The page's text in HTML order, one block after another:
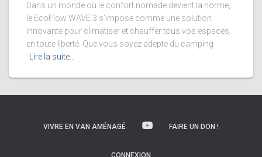
Dans un monde où le confort nomade devient la norme,
le EcoFlow WAVE 3 s’impose comme une solution
innovante pour climatiser et chauffer tous vos espaces,
en toute liberté. Que vous soyez adepte du camping
Lire la suite…
VIVRE EN VAN AMÉNAGÉ FAIRE UN DON !
CONNEXION